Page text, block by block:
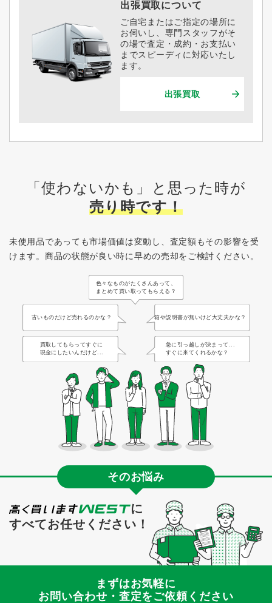
出張買取について
ご自宅またはご指定の場所に
お伺いし、専門スタッフがそ
の場で査定・成約・お支払い
までスピーディに対応いたし
ます。
出張買取
「使わないかも」と思った時が
売り時です！
未使用品であっても市場価値は変動し、査定額もその影響を受
けます。 商品の状態が良い時に早めの売却をご検討ください。
色々なものがたくさんあって、
まとめて買い取ってもらえる？
古いものだけど売れるのかな？ 箱や説明書が無いけど大丈夫かな？
買取してもらってすぐに
現金にしたいんだけど...
急に引っ越しが決まって...
すぐに来てくれるかな？
そのお悩み
に
すべてお任せください！
まずはお気軽に
お問い合わせ・査定をご依頼ください